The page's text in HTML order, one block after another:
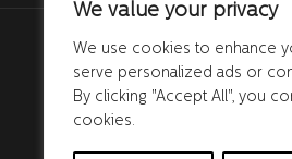
We value your privacy
We use cookies to enhance
serve personalized ads or
By clicking "Accept All", you
cookies.